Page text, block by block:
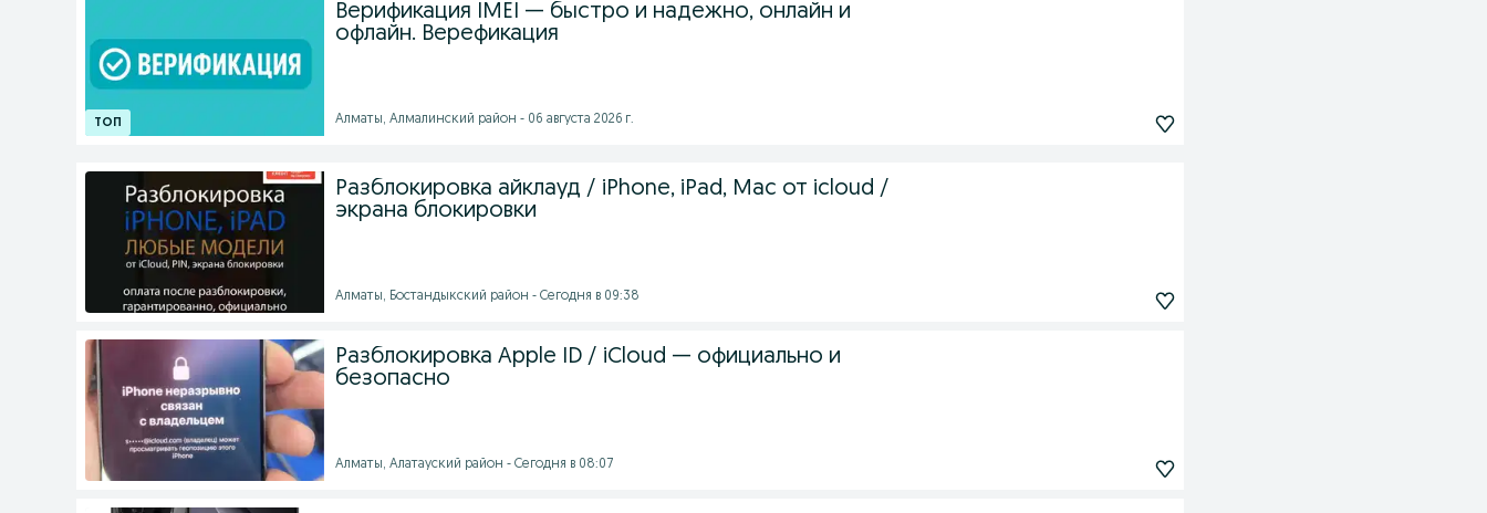
Верификация IMEI — быстро и надежно, онлайн и
офлайн. Верефикация
Алматы, Алмалинский район - 06 августа 2026 г.
Разблокировка айклауд / iPhone, iPad, Mac от icloud /
экрана блокировки
Алматы, Бостандыкский район - Сегодня в 09:38
Разблокировка Apple ID / iCloud — официально и
безопасно
Алматы, Алатауский район - Сегодня в 08:07